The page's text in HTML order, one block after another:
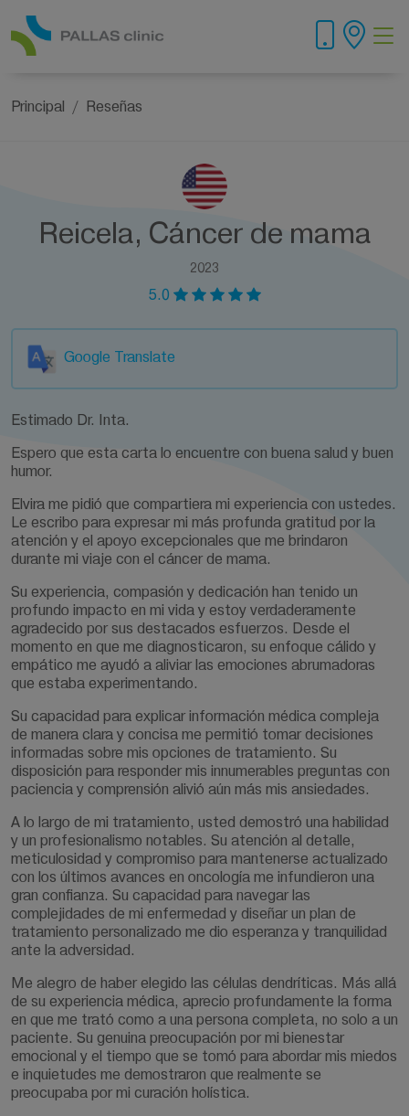
Principal Reseñas
Reicela, Cáncer de mama
2023
5.0
Google Translate
Estimado Dr. Inta.
Espero que esta carta lo encuentre con buena salud y buen
humor.
Elvira me pidió que compartiera mi experiencia con ustedes.
Le escribo para expresar mi más profunda gratitud por la
atención y el apoyo excepcionales que me brindaron
durante mi viaje con el cáncer de mama.
Su experiencia, compasión y dedicación han tenido un
profundo impacto en mi vida y estoy verdaderamente
agradecido por sus destacados esfuerzos. Desde el
momento en que me diagnosticaron, su enfoque cálido y
empático me ayudó a aliviar las emociones abrumadoras
que estaba experimentando.
Su capacidad para explicar información médica compleja
de manera clara y concisa me permitió tomar decisiones
informadas sobre mis opciones de tratamiento. Su
disposición para responder mis innumerables preguntas con
paciencia y comprensión alivió aún más mis ansiedades.
A lo largo de mi tratamiento, usted demostró una habilidad
y un profesionalismo notables. Su atención al detalle,
meticulosidad y compromiso para mantenerse actualizado
con los últimos avances en oncología me infundieron una
gran confianza. Su capacidad para navegar las
complejidades de mi enfermedad y diseñar un plan de
tratamiento personalizado me dio esperanza y tranquilidad
ante la adversidad.
Me alegro de haber elegido las células dendríticas. Más allá
de su experiencia médica, aprecio profundamente la forma
en que me trató como a una persona completa, no solo a un
paciente. Su genuina preocupación por mi bienestar
emocional y el tiempo que se tomó para abordar mis miedos
e inquietudes me demostraron que realmente se
preocupaba por mi curación holística.